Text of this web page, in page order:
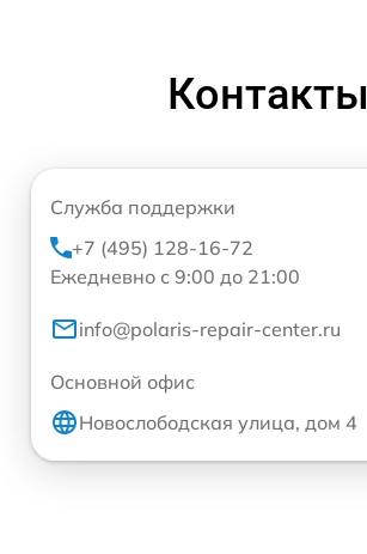
Контакты
Служба поддержки
+7 (495) 128-16-72
Ежедневно с 9:00 до 21:00
info@polaris-repair-center.ru
Основной офис
Новослободская улица, дом 4